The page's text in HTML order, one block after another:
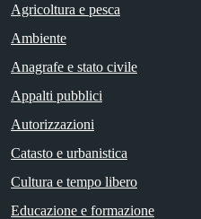
Agricoltura e pesca
Ambiente
Anagrafe e stato civile
Appalti pubblici
Autorizzazioni
Catasto e urbanistica
Cultura e tempo libero
Educazione e formazione